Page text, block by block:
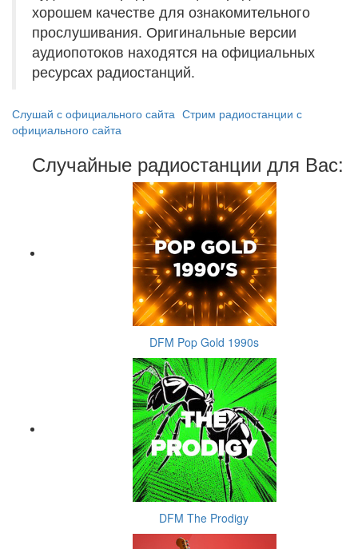
хорошем качестве для ознакомительного
прослушивания. Оригинальные версии
аудиопотоков находятся на официальных
ресурсах радиостанций.
Слушай с официального сайта Стрим радиостанции с
официального сайта
Случайные радиостанции для Вас:
DFM Pop Gold 1990s
DFM The Prodigy